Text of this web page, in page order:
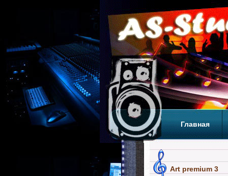
Главная
Art premium 3